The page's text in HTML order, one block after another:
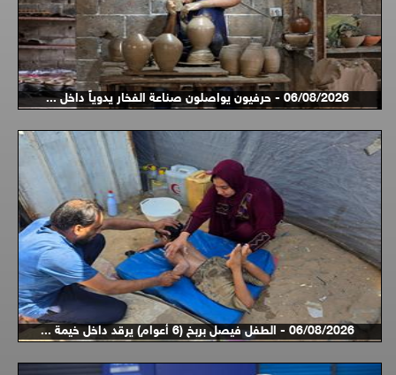
06/08/2026 - حرفيون يواصلون صناعة الفخار يدوياً داخل ...
06/08/2026 - الطفل فيصل بربخ (6 أعوام) يرقد داخل خيمة ...